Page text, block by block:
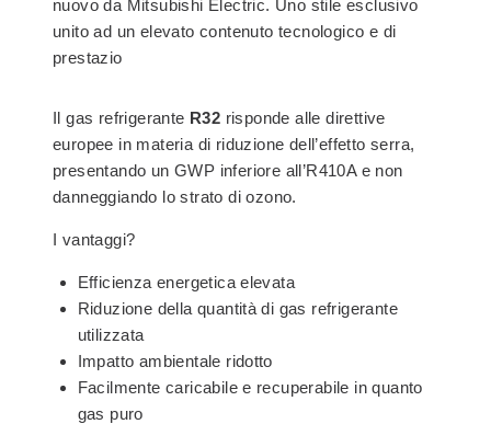
nuovo da Mitsubishi Electric. Uno stile esclusivo
unito ad un elevato contenuto tecnologico e di
prestazio
Il gas refrigerante R32 risponde alle direttive
europee in materia di riduzione dell’effetto serra,
presentando un GWP inferiore all’R410A e non
danneggiando lo strato di ozono.
I vantaggi?
Efficienza energetica elevata
Riduzione della quantità di gas refrigerante
utilizzata
Impatto ambientale ridotto
Facilmente caricabile e recuperabile in quanto
gas puro